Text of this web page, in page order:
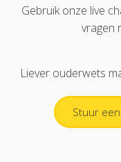
Gebruik onze live
vragen
Liever ouderwets
Stuur een